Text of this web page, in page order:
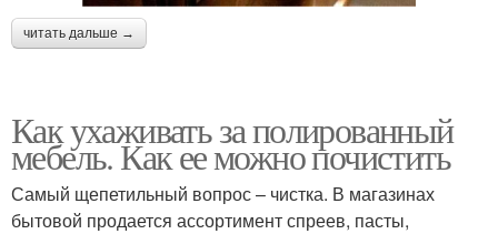
читать дальше →
Как ухаживать за полированный
мебель. Как ее можно почистить
Самый щепетильный вопрос – чистка. В магазинах
бытовой продается ассортимент спреев, пасты,